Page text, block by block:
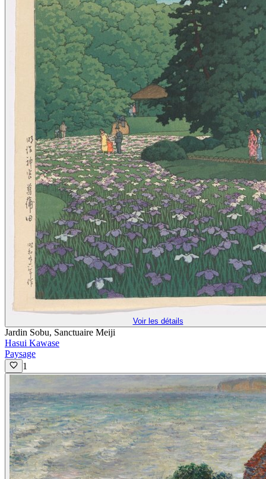
Voir les détails
Jardin Sobu, Sanctuaire Meiji
Hasui Kawase
Paysage
1